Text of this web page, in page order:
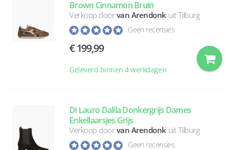
Brown Cinnamon Bruin
Verkoop doorvan Arendonk uit Tilburg
Geen recensies
199,99
Geleverd binnen 4 werkdagen
Di Lauro Dalila Donkergrijs Dames
Enkellaarsjes Grijs
Verkoop doorvan Arendonk uit Tilburg
Geen recensies